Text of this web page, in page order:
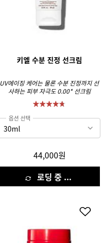
키엘 수분 진정 선크림
UV에이징 케어는 물론 수분 진정까지 선
사하는 피부 자극도 0.00* 선크림
옵션 선택
44,000원
로딩 중 ...